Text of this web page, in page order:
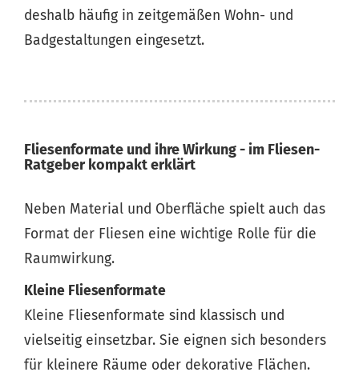
deshalb häufig in zeitgemäßen Wohn- und
Badgestaltungen eingesetzt.
Fliesenformate und ihre Wirkung - im Fliesen-
Ratgeber kompakt erklärt
Neben Material und Oberfläche spielt auch das
Format der Fliesen eine wichtige Rolle für die
Raumwirkung.
Kleine Fliesenformate
Kleine Fliesenformate sind klassisch und
vielseitig einsetzbar. Sie eignen sich besonders
für kleinere Räume oder dekorative Flächen.